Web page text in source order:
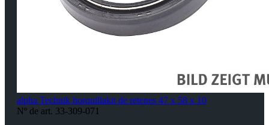
alpha Technik horquillakit de retenes 47 x 58 x 10
Nº de art. 33-309-071